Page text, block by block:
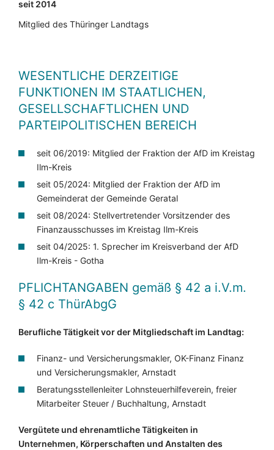
seit 2014
Mitglied des Thüringer Landtags
WESENTLICHE DERZEITIGE
FUNKTIONEN IM STAATLICHEN,
GESELLSCHAFTLICHEN UND
PARTEIPOLITISCHEN BEREICH
seit 06/2019: Mitglied der Fraktion der AfD im Kreistag
Ilm-Kreis
seit 05/2024: Mitglied der Fraktion der AfD im
Gemeinderat der Gemeinde Geratal
seit 08/2024: Stellvertretender Vorsitzender des
Finanzausschusses im Kreistag Ilm-Kreis
seit 04/2025: 1. Sprecher im Kreisverband der AfD
Ilm-Kreis - Gotha
PFLICHTANGABEN gemäß § 42 a i.V.m.
§ 42 c ThürAbgG
Berufliche Tätigkeit vor der Mitgliedschaft im Landtag:
Finanz- und Versicherungsmakler, OK-Finanz Finanz
und Versicherungsmakler, Arnstadt
Beratungsstellenleiter Lohnsteuerhilfeverein, freier
Mitarbeiter Steuer / Buchhaltung, Arnstadt
Vergütete und ehrenamtliche Tätigkeiten in
Unternehmen, Körperschaften und Anstalten des